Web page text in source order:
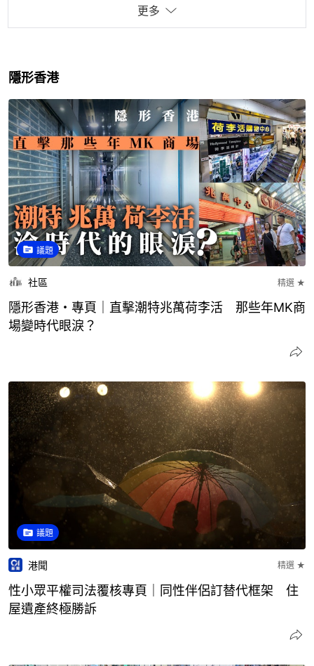
更多
隱形香港
議題
社區 精選 ★
隱形香港・專頁｜直擊潮特兆萬荷李活 那些年MK商
場變時代眼淚？
議題
港聞 精選 ★
性小眾平權司法覆核專頁｜同性伴侶訂替代框架 住
屋遺產終極勝訴